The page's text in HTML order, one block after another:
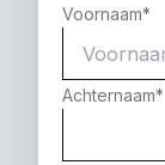
Voornaam*
Achternaam*